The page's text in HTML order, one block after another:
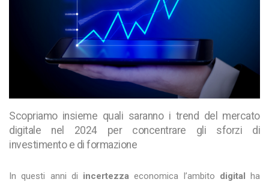
Scopriamo insieme quali saranno i trend del mercato
digitale nel 2024 per concentrare gli sforzi di
investimento e di formazione
In questi anni di incertezza economica l’ambito digital ha